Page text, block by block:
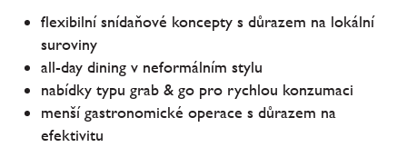
flexibilní snídaňové koncepty s důrazem na lokální
suroviny
all-day dining v neformálním stylu
nabídky typu grab & go pro rychlou konzumaci
menší gastronomické operace s důrazem na
efektivitu